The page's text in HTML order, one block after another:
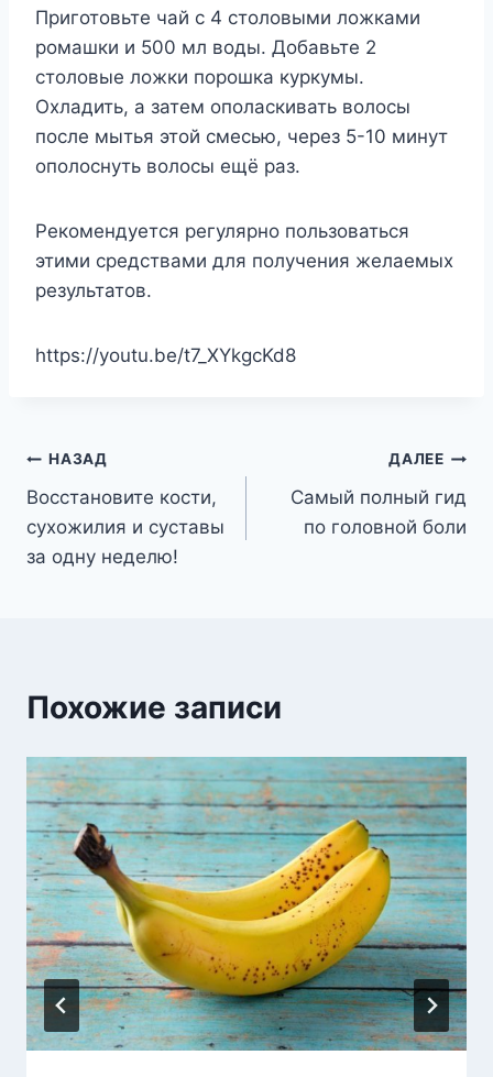
Приготовьте чай с 4 столовыми ложками
ромашки и 500 мл воды. Добавьте 2
столовые ложки порошка куркумы.
Охладить, а затем ополаскивать волосы
после мытья этой смесью, через 5-10 минут
ополоснуть волосы ещё раз.
Рекомендуется регулярно пользоваться
этими средствами для получения желаемых
результатов.
https://youtu.be/t7_XYkgcKd8
Навигация
по
записям
НАЗАД
Восстановите кости,
сухожилия и суставы
за одну неделю!
ДАЛЕЕ
Самый полный гид
по головной боли
Похожие записи